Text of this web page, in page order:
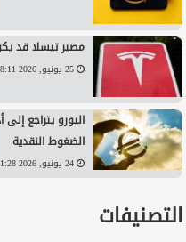
مصير تيسلا قد
25 يونيو, 2026 8:11 م
اليورو يتراجع
الضغوط النقدية
24 يونيو, 2026 11:28 م
التصنيفات